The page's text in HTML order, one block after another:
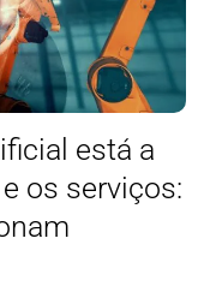
está a
os serviços: